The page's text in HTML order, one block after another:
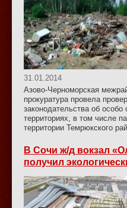
31.01.2014
Азово-Черноморская
прокуратура провела
законодательства об
территориях, в том числе
территории Темрюкского
В Сочи ж/д вокзал
получил